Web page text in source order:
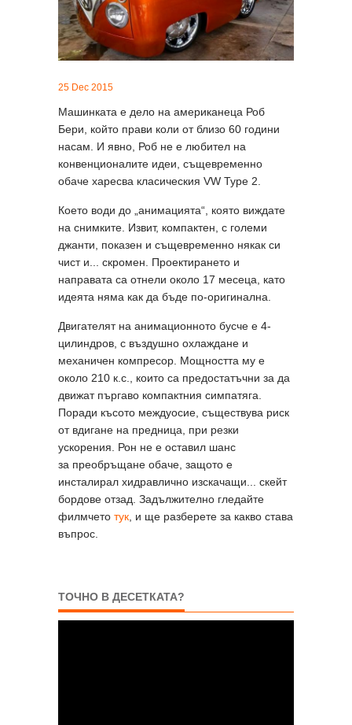
25 Dec 2015
Машинката е дело на американеца Роб
Бери, който прави коли от близо 60 години
насам. И явно, Роб не е любител на
конвенционалите идеи, същевременно
обаче харесва класическия VW Type 2.
Което води до „анимацията“, която виждате
на снимките. Извит, компактен, с големи
джанти, показен и същевременно някак си
чист и... скромен. Проектирането и
направата са отнели около 17 месеца, като
идеята няма как да бъде по-оригинална.
Двигателят на анимационното бусче е 4-
цилиндров, с въздушно охлаждане и
механичен компресор. Мощността му е
около 210 к.с., които са предостатъчни за да
движат пъргаво компактния симпатяга.
Поради късото междуосие, съществува риск
от вдигане на предница, при резки
ускорения. Рон не е оставил шанс
за преобръщане обаче, защото е
инсталирал хидравлично изскачащи... скейт
бордове отзад. Задължително гледайте
филмчето тук , и ще разберете за какво става
въпрос.
ТОЧНО В ДЕСЕТКАТА?